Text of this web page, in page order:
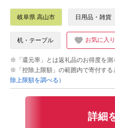
岐阜県 高山市 日用品・雑貨
机・テーブル お気に入り
※「還元率」とは返礼品のお得度を測
※「控除上限額」の範囲内で寄付する
除上限額を調べる）
詳細